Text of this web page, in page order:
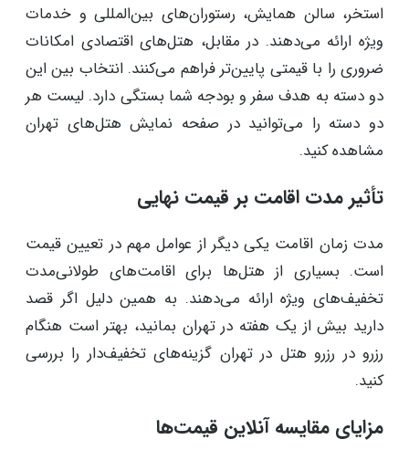
استخر، سالن همایش، رستوران‌های بین‌المللی و خدمات
ویژه ارائه می‌دهند. در مقابل، هتل‌های اقتصادی امکانات
ضروری را با قیمتی پایین‌تر فراهم می‌کنند. انتخاب بین این
دو دسته به هدف سفر و بودجه شما بستگی دارد. لیست هر
دو دسته را می‌توانید در صفحه نمایش هتل‌های تهران
مشاهده کنید.
تأثیر مدت اقامت بر قیمت نهایی
مدت زمان اقامت یکی دیگر از عوامل مهم در تعیین قیمت
است. بسیاری از هتل‌ها برای اقامت‌های طولانی‌مدت
تخفیف‌های ویژه ارائه می‌دهند. به همین دلیل اگر قصد
دارید بیش از یک هفته در تهران بمانید، بهتر است هنگام
رزرو در رزرو هتل در تهران گزینه‌های تخفیف‌دار را بررسی
کنید.
مزایای مقایسه آنلاین قیمت‌ها